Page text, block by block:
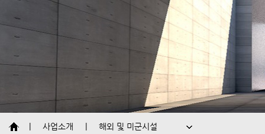
조직도
대표인사말
인재채용
오시는길
사업소개 해외 및 미군시설
개요
토목
건축
환경지원시설
해외 및 미군시설